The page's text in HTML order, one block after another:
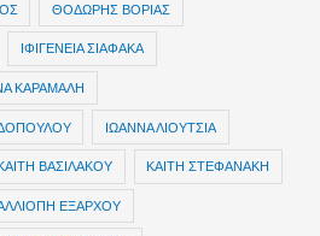
ΘΟΔΩΡΗΣ ΒΟΡΙΑΣ
ΙΦΙΓΕΝΕΙΑ ΣΙΑΦΑΚΑ
ΚΑΡΑΜΑΛΗ
ΙΩΑΝΝΑ ΛΙΟΥΤΣΙΑ
ΚΑΙΤΗ ΒΑΣΙΛΑΚΟΥ ΚΑΙΤΗ ΣΤΕΦΑΝΑΚΗ
ΕΞΑΡΧΟΥ